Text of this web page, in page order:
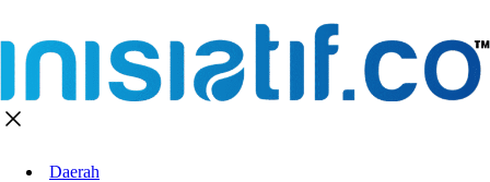
Daerah